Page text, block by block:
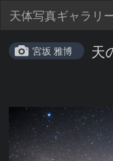
天体写真ギャラリ
宮坂 雅博 天